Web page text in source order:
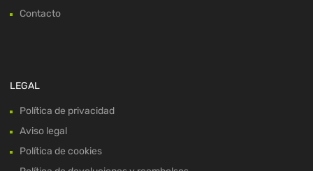
Contacto
LEGAL
Política de privacidad
Aviso legal
Política de cookies